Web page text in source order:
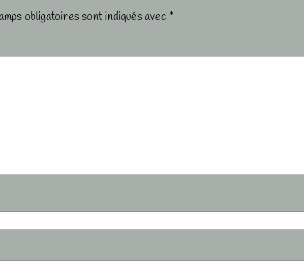
obligatoires sont indiqués avec *